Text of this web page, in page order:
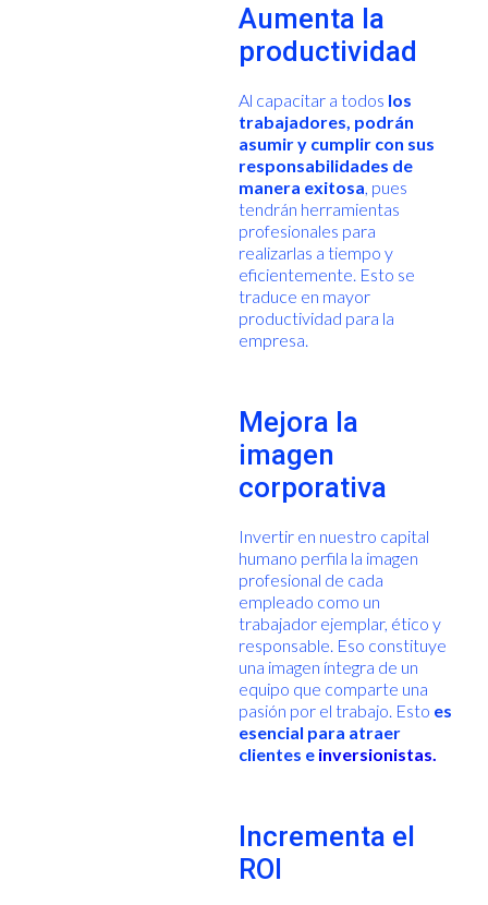
Aumenta la
productividad
Al capacitar a todos los
trabajadores, podrán
asumir y cumplir con sus
responsabilidades de
manera exitosa , pues
tendrán herramientas
profesionales para
realizarlas a tiempo y
eficientemente. Esto se
traduce en mayor
productividad para la
empresa.
Mejora la
imagen
corporativa
Invertir en nuestro capital
humano perfila la imagen
profesional de cada
empleado como un
trabajador ejemplar, ético y
responsable. Eso constituye
una imagen íntegra de un
equipo que comparte una
pasión por el trabajo. Esto es
esencial para atraer
clientes e inversionistas.
Incrementa el
ROI